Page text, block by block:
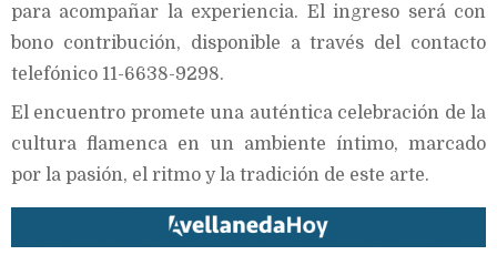
para acompañar la experiencia. El ingreso será con
bono contribución, disponible a través del contacto
telefónico 11-6638-9298.
El encuentro promete una auténtica celebración de la
cultura flamenca en un ambiente íntimo, marcado
por la pasión, el ritmo y la tradición de este arte.